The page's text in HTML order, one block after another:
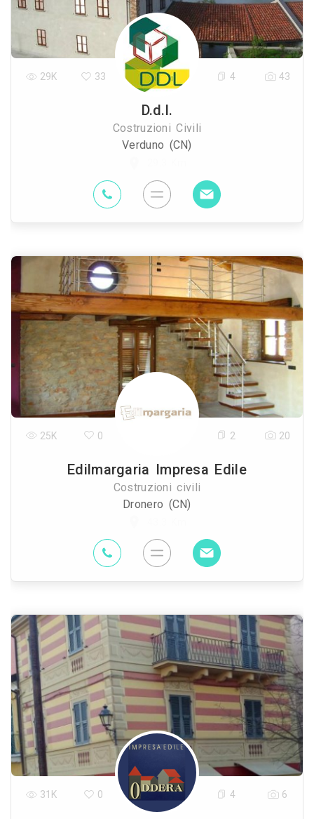
D.d.l.
Costruzioni Civili
Verduno (CN)
29K 33 4 43
Edilmargaria Impresa Edile
Costruzioni civili
Dronero (CN)
25K 0 2 20
31K 0 4 6